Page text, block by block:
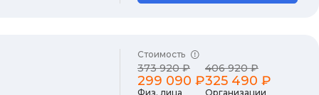
Стоимость
373 920 ₽
299 090 ₽
Физ. лица
406 920 ₽
325 490 ₽
Организации